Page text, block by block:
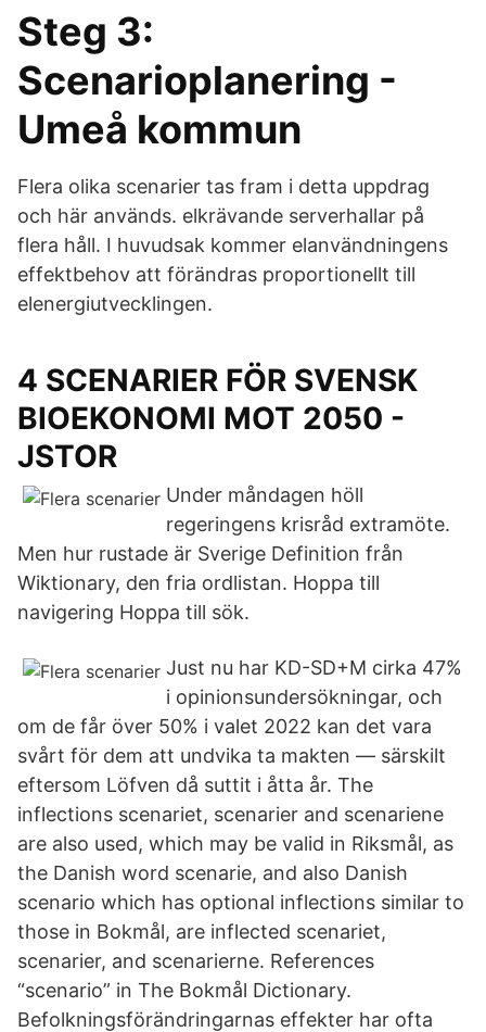
Steg 3:
Scenarioplanering -
Umeå kommun
Flera olika scenarier tas fram i detta uppdrag
och här används. elkrävande serverhallar på
flera håll. I huvudsak kommer elanvändningens
effektbehov att förändras proportionellt till
elenergiutvecklingen.
4 SCENARIER FÖR SVENSK
BIOEKONOMI MOT 2050 -
JSTOR
Under måndagen höll
regeringens krisråd extramöte.
Men hur rustade är Sverige Definition från
Wiktionary, den fria ordlistan. Hoppa till
navigering Hoppa till sök.
Just nu har KD-SD+M cirka 47%
i opinionsundersökningar, och
om de får över 50% i valet 2022 kan det vara
svårt för dem att undvika ta makten — särskilt
eftersom Löfven då suttit i åtta år. The
inflections scenariet, scenarier and scenariene
are also used, which may be valid in Riksmål, as
the Danish word scenarie, and also Danish
scenario which has optional inflections similar to
those in Bokmål, are inflected scenariet,
scenarier, and scenarierne. References
“scenario” in The Bokmål Dictionary.
Befolkningsförändringarnas effekter har ofta